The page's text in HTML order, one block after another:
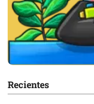
Recientes